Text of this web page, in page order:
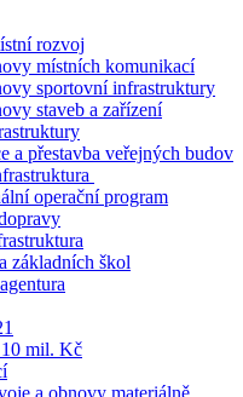
rozvoj
místních komunikací
sportovní infrastruktury
staveb a zařízení
a přestavba veřejných budov
operační program
základních škol
mil. Kč
a obnovy materiálně